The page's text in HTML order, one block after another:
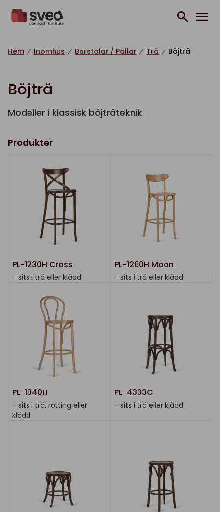
Hem Inomhus Barstolar / Pallar Trä Böjträ
Böjträ
Modeller i klassisk böjträteknik
Produkter
PL-1230H Cross
- sits i trä eller klädd
PL-1260H Moon
- sits i trä eller klädd
PL-1840H
- sits i trä, rotting eller
klädd
PL-4303C
- sits i trä eller klädd